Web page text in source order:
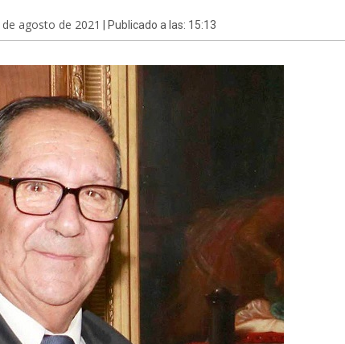
agosto de 2021 | Publicado a las: 15:13